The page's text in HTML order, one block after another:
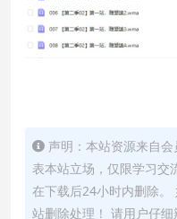
声明：本站资源来自
表本站立场，仅限学习交
在下载后24小时内删除
站删除处理！ 请用户仔